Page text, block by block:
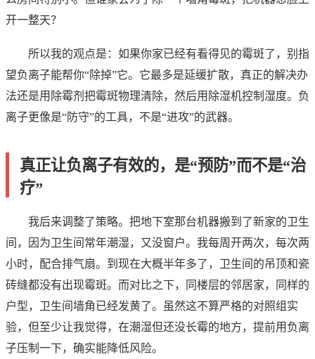
开一整天？
所以我的观点是：如果你家已经有看得见的霉斑了，别指
望负离子能帮你“除掉”它。它最多是延缓扩散，真正的解决办
法还是用除霉剂把霉斑物理清除，然后用除湿机控制湿度。负
离子更像是“防守”的工具，不是“进攻”的武器。
真正让负离子有效的，是“预防”而不是“治
疗”
我后来调整了策略。把地下室那台机器搬到了新家的卫生
间，因为卫生间常年潮湿，又没窗户。我每周开两次，每次两
小时，配合排气扇。到现在大概半年多了，卫生间的吊顶和瓷
砖缝都没有出现霉斑。而对比之下，同楼层的邻居家，同样的
户型，卫生间墙角已经发黄了。虽然这不算严格的对照组实
验，但至少让我觉得，在潮湿但还没长霉的地方，提前用负离
子压制一下，确实能降低风险。